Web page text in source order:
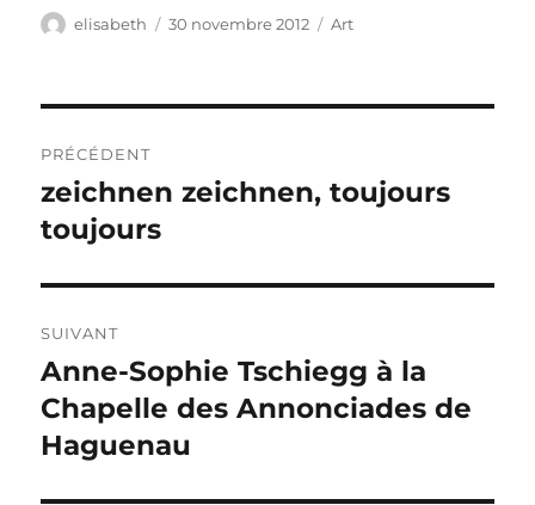
Auteur
elisabeth
Publié
30 novembre 2012 Catégories
Art
de
l’article
PRÉCÉDENT
Publication
précédente :
zeichnen zeichnen, toujours
toujours
SUIVANT
Publication
suivante :
Anne-Sophie Tschiegg à la
Chapelle des Annonciades de
Haguenau